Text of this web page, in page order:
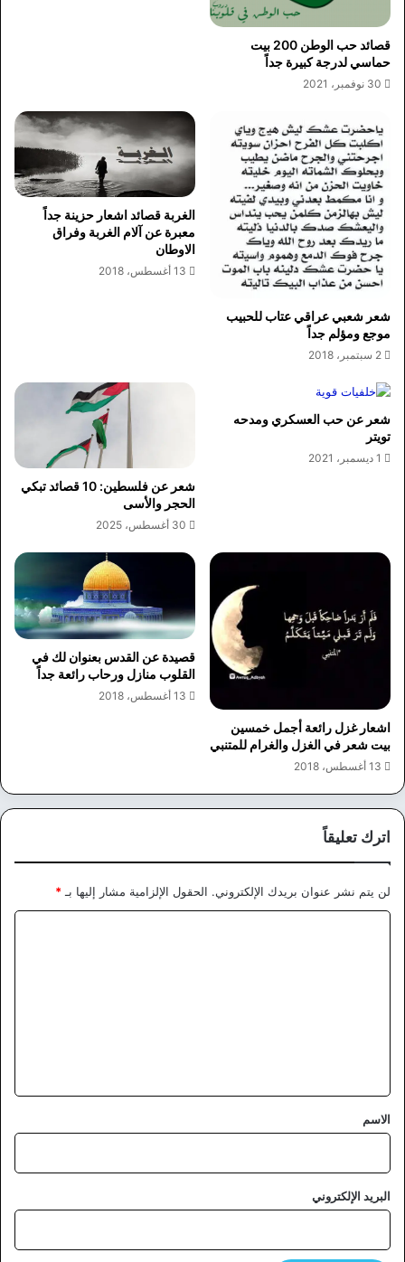
قصائد حب الوطن 200 بيت
حماسي لدرجة كبيرة جداً
30 نوفمبر، 2021
شعر شعبي عراقي عتاب للحبيب
موجع ومؤلم جداً
2 سبتمبر، 2018
الغربة قصائد اشعار حزينة جداً
معبرة عن آلام الغربة وفراق
الاوطان
13 أغسطس، 2018
شعر عن حب العسكري ومدحه
تويتر
1 ديسمبر، 2021
شعر عن فلسطين: 10 قصائد تبكي
الحجر والأسى
30 أغسطس، 2025
اشعار غزل رائعة أجمل خمسين
بيت شعر في الغزل والغرام للمتنبي
13 أغسطس، 2018
قصيدة عن القدس بعنوان لك في
القلوب منازل ورحاب رائعة جداً
13 أغسطس، 2018
اترك تعليقاً
لن يتم نشر عنوان بريدك الإلكتروني. الحقول الإلزامية مشار إليها بـ *
*
الاسم
البريد الإلكتروني